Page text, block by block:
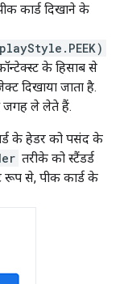
कार्ड दिखाने के
के हिसाब से
दिखाया जाता है.
जगह ले लेते हैं.
के हेडर को पसंद के
तरीके को स्टैंडर्ड
से, पीक कार्ड के